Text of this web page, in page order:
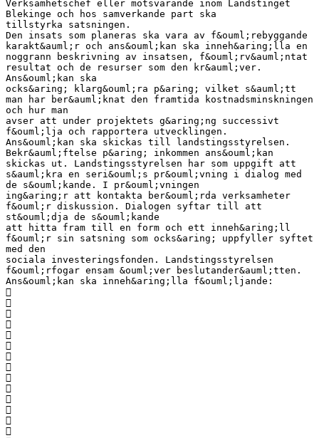
Verksamhetschef eller motsvarande inom Landstinget
Blekinge och hos samverkande part ska
tillstyrka satsningen.
Den insats som planeras ska vara av f&ouml;rebyggande
karakt&auml;r och ans&ouml;kan ska inneh&aring;lla en
noggrann beskrivning av insatsen, f&ouml;rv&auml;ntat
resultat och de resurser som den kr&auml;ver.
Ans&ouml;kan ska
ocks&aring; klarg&ouml;ra p&aring; vilket s&auml;tt
man har ber&auml;knat den framtida kostnadsminskningen
och hur man
avser att under projektets g&aring;ng successivt
f&ouml;lja och rapportera utvecklingen.
Ans&ouml;kan ska skickas till landstingsstyrelsen.
Bekr&auml;ftelse p&aring; inkommen ans&ouml;kan
skickas ut. Landstingsstyrelsen har som uppgift att
s&auml;kra en seri&ouml;s pr&ouml;vning i dialog med
de s&ouml;kande. I pr&ouml;vningen
ing&aring;r att kontakta ber&ouml;rda verksamheter
f&ouml;r diskussion. Dialogen syftar till att
st&ouml;dja de s&ouml;kande
att hitta fram till en form och ett inneh&aring;ll
f&ouml;r sin satsning som ocks&aring; uppfyller syftet
med den
sociala investeringsfonden. Landstingsstyrelsen
f&ouml;rfogar ensam &ouml;ver beslutander&auml;tten.
Ans&ouml;kan ska inneh&aring;lla f&ouml;ljande:













